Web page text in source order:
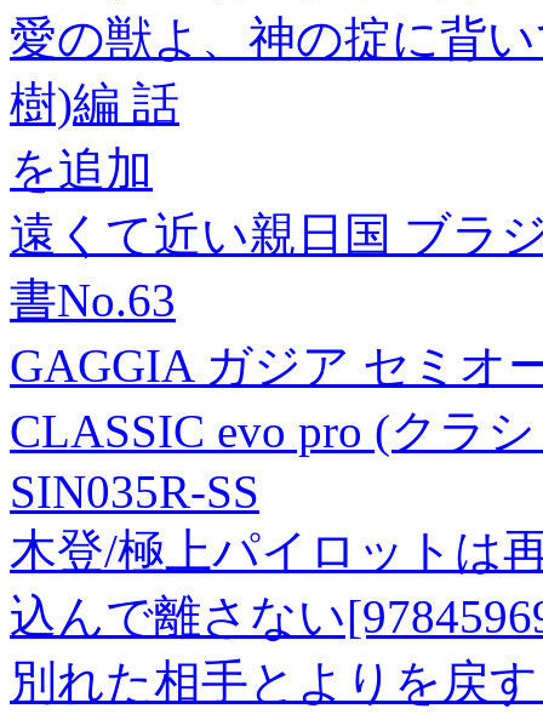
愛の獣よ、神の掟に背
樹)編 話
を追加
遠くて近い親日国 ブラ
書No.63
GAGGIA ガジア セミオ
CLASSIC evo pro (クラ
SIN035R-SS
木登/極上パイロットは
込んで離さない
別れた相手とよりを戻